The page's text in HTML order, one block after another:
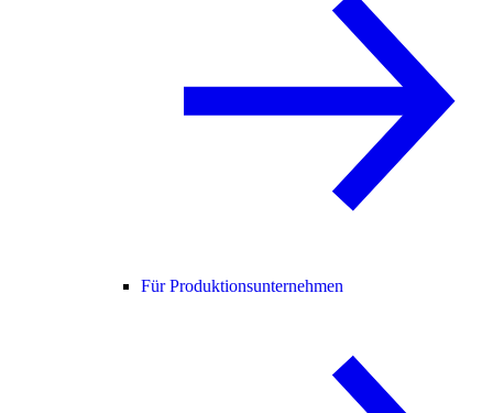
Für Produktionsunternehmen